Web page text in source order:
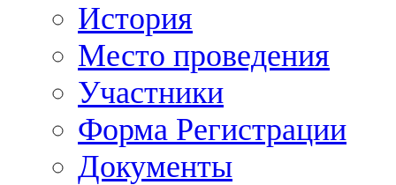
История
Место проведения
Участники
Форма Регистрации
Документы